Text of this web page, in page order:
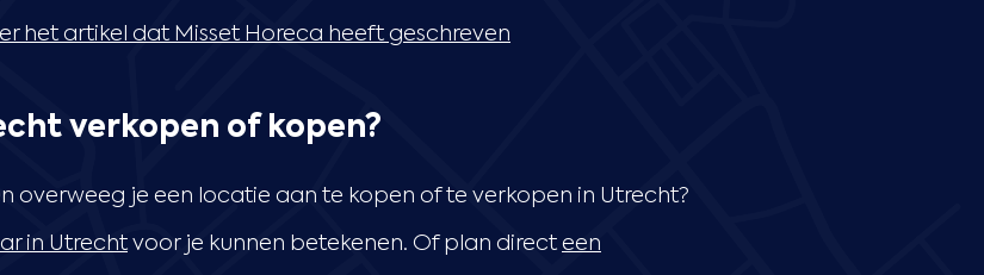
het artikel dat Misset Horeca heeft geschreven
verkopen of kopen?
overweeg je een locatie aan te kopen of te verkopen in Utrecht?
in Utrecht voor je kunnen betekenen. Of plan direct een